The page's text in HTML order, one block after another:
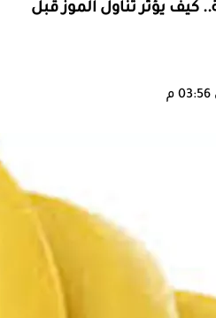
كيف يؤثر تناول الموز قبل